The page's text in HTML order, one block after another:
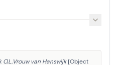
van Hanswijk [Object